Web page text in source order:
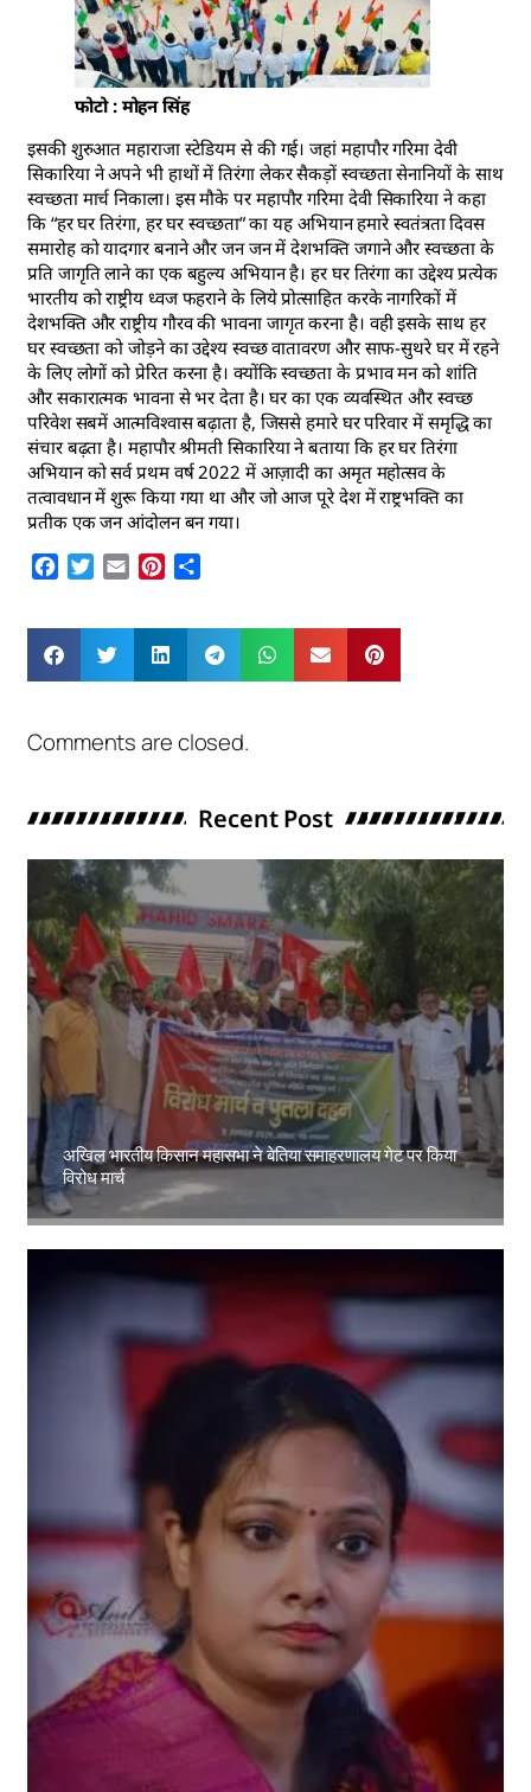
फोटो : मोहन सिंह
इसकी शुरुआत महाराजा स्टेडियम से की गई। जहां महापौर गरिमा देवी
सिकारिया ने अपने भी हाथों में तिरंगा लेकर सैकड़ों स्वच्छता सेनानियों के साथ
स्वच्छता मार्च निकाला। इस मौके पर महापौर गरिमा देवी सिकारिया ने कहा
कि “हर घर तिरंगा, हर घर स्वच्छता” का यह अभियान हमारे स्वतंत्रता दिवस
समारोह को यादगार बनाने और जन जन में देशभक्ति जगाने और स्वच्छता के
प्रति जागृति लाने का एक बहुल्य अभियान है। हर घर तिरंगा का उद्देश्य प्रत्येक
भारतीय को राष्ट्रीय ध्वज फहराने के लिये प्रोत्साहित करके नागरिकों में
देशभक्ति और राष्ट्रीय गौरव की भावना जागृत करना है। वही इसके साथ हर
घर स्वच्छता को जोड़ने का उद्देश्य स्वच्छ वातावरण और साफ-सुथरे घर में रहने
के लिए लोगों को प्रेरित करना है। क्योंकि स्वच्छता के प्रभाव मन को शांति
और सकारात्मक भावना से भर देता है। घर का एक व्यवस्थित और स्वच्छ
परिवेश सबमें आत्मविश्वास बढ़ाता है, जिससे हमारे घर परिवार में समृद्धि का
संचार बढ़ता है। महापौर श्रीमती सिकारिया ने बताया कि हर घर तिरंगा
अभियान को सर्व प्रथम वर्ष 2022 में आज़ादी का अमृत महोत्सव के
तत्वावधान में शुरू किया गया था और जो आज पूरे देश में राष्ट्रभक्ति का
प्रतीक एक जन आंदोलन बन गया।
Facebook
Twitter
Email Pinterest
Comments are closed.
Recent Post
अखिल भारतीय किसान महासभा ने बेतिया समाहरणालय गेट पर किया
विरोध मार्च
Amit Lekh